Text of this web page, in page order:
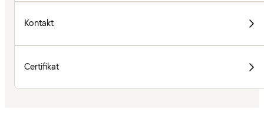
Kontakt
Certifikat